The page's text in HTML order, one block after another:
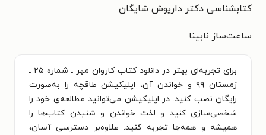
کتابشناسی دکتر داریوش شایگان
ساعت‌ساز نابینا
برای تجربه‌ای بهتر در دانلود کتاب کاروان مهر ـ شماره ۲۵ ـ
زمستان ۹۹ و خواندن آن، اپلیکیشن طاقچه را به‌صورت
رایگان نصب کنید. در اپلیکیشن می‌توانید مطالعه‌ی خود را
شخصی‌سازی کنید و لذت خواندن و شنیدن کتاب‌ها را
همیشه و همه‌جا تجربه کنید. علاوه‌بر دسترسی آسان،